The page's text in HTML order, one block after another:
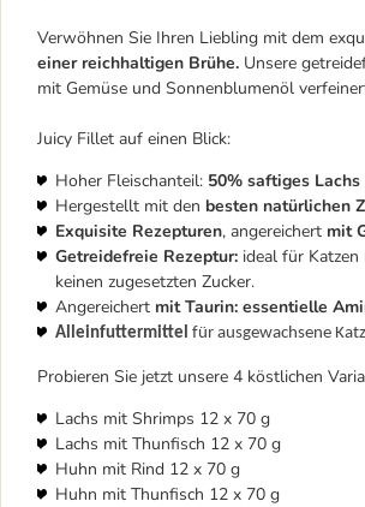
Verwöhnen Sie Ihren Liebling mit dem
einer reichhaltigen Brühe. Unsere
mit Gemüse und Sonnenblumenöl
Juicy Fillet auf einen Blick:
Hoher Fleischanteil: 50% saftiges
Hergestellt mit den besten natürlichen
Exquisite Rezepturen, angereichert mit
Getreidefreie Rezeptur: ideal für
keinen zugesetzten Zucker.
Angereichert mit Taurin: essentielle
Alleinfuttermittel für ausgewachsene
Probieren Sie jetzt unsere 4 köstlichen
Lachs mit Shrimps 12 x 70 g
Lachs mit Thunfisch 12 x 70 g
Huhn mit Rind 12 x 70 g
Huhn mit Thunfisch 12 x 70 g